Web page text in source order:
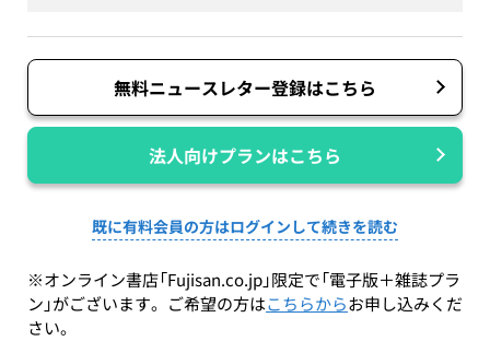
無料ニュースレター登録はこちら
法人向けプランはこちら
既に有料会員の方はログインして続きを読む
※オンライン書店「Fujisan.co.jp」限定で「電子版＋雑誌プラ
ン」がございます。ご希望の方はこちらからお申し込みくだ
さい。